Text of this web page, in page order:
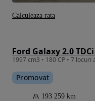
1997 cm3 • 180 CP • 7 locuri
Promovat
193 259 km
Calculeaza rata